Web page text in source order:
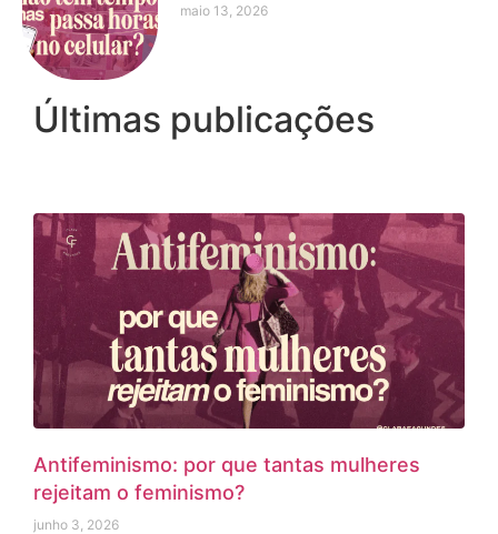
maio 13, 2026
Últimas publicações
Antifeminismo: por que tantas mulheres
rejeitam o feminismo?
junho 3, 2026